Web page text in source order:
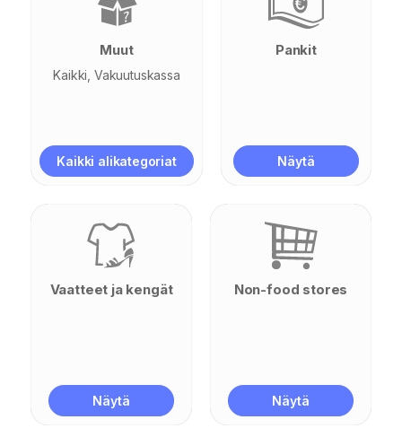
Muut
Kaikki Vakuutuskassa
Kaikki alikategoriat
Pankit
Näytä
Vaatteet ja kengät
Näytä
Non-food stores
Näytä